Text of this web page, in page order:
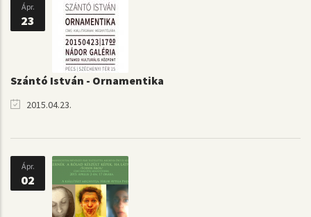
Ápr.
23
Szántó István - Ornamentika
2015.04.23.
Ápr.
02